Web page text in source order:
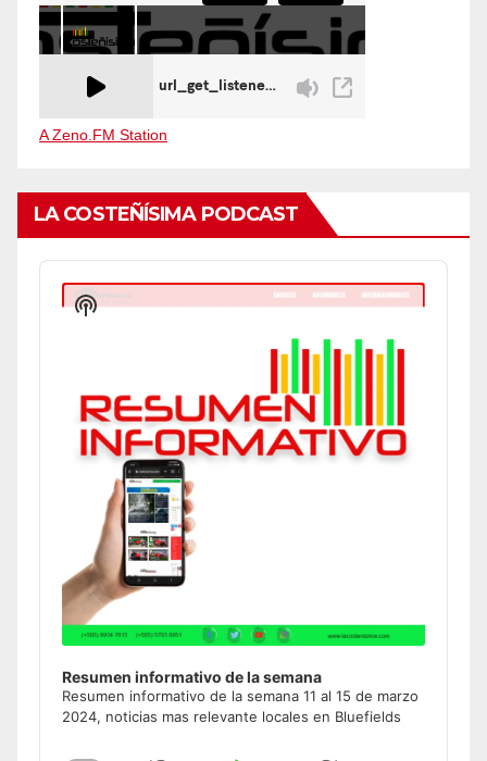
A Zeno.FM Station
LA COSTEÑÍSIMA PODCAST
Audio
Player
Resumen informativo de la semana
Resumen informativo de la semana 11 al 15 de marzo
2024, noticias mas relevante locales en Bluefields
Show